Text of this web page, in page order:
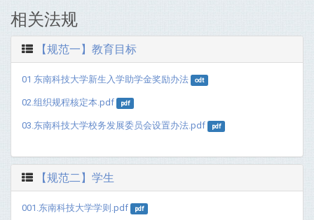
相关法规
【规范一】教育目标
01 东南科技大学新生入学助学金奖励办法 odt
02.组织规程核定本.pdf pdf
03.东南科技大学校务发展委员会设置办法.pdf pdf
【规范二】学生
001.东南科技大学学则.pdf pdf